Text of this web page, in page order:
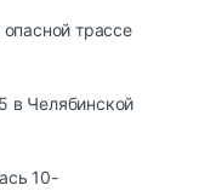
трассе
в Челябинской
10-